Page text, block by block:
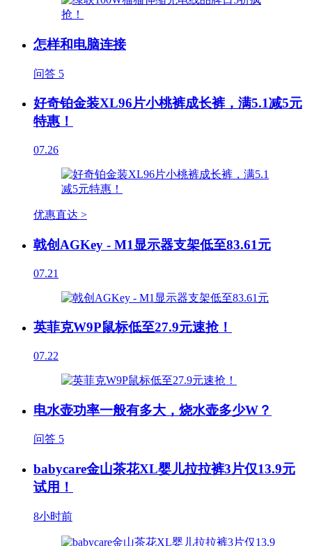
怎样和电脑连接
问答 5
好奇铂金装XL96片小桃裤成长裤，满5.1减5元
特惠！
07.26
优惠直达 >
戟创AGKey - M1显示器支架低至83.61元
07.21
英菲克W9P鼠标低至27.9元速抢！
07.22
电水壶功率一般有多大，烧水壶多少W？
问答 5
babycare金山茶花XL婴儿拉拉裤3片仅13.9元
试用！
8小时前